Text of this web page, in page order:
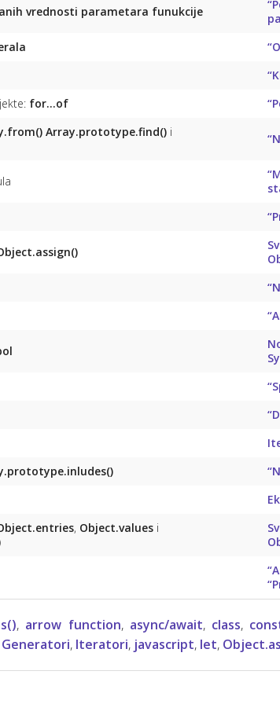
vrednosti parametara funukcije
for…of
Array.prototype.find() i
, Object.values i
, arrow function, async/await, class,
Generatori, Iteratori, javascript, let,